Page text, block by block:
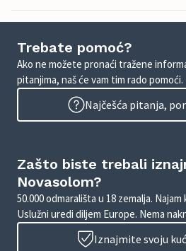
Trebate pomoć?
Ako ne možete pronaći tražene
pitanjima, naš će vam tim rado pomoći.
Najčešća pitanja,
Zašto biste trebali
Novasolom?
50.000 odmarališta u 18 zemalja.
Uslužni uredi diljem Europe. Nema
Iznajmite svoju